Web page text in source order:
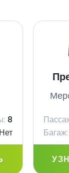
8
Нет
Багаж: